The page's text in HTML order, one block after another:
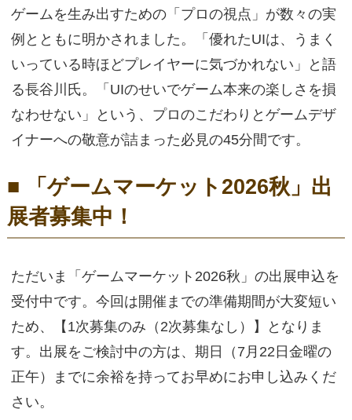
ゲームを生み出すための「プロの視点」が数々の実
例とともに明かされました。「優れたUIは、うまく
いっている時ほどプレイヤーに気づかれない」と語
る長谷川氏。「UIのせいでゲーム本来の楽しさを損
なわせない」という、プロのこだわりとゲームデザ
イナーへの敬意が詰まった必見の45分間です。
■ 「ゲームマーケット2026秋」出
展者募集中！
ただいま「ゲームマーケット2026秋」の出展申込を
受付中です。今回は開催までの準備期間が大変短い
ため、【1次募集のみ（2次募集なし）】となりま
す。出展をご検討中の方は、期日（7月22日金曜の
正午）までに余裕を持ってお早めにお申し込みくだ
さい。